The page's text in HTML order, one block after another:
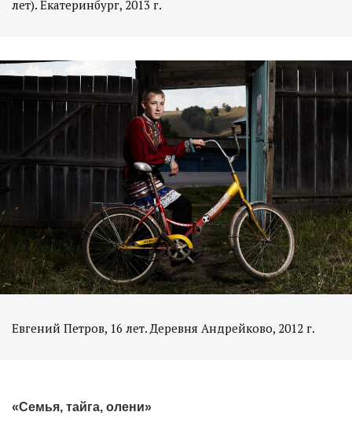
лет). Екатеринбург, 2013 г.
Евгений Петров, 16 лет. Деревня Андрейково, 2012 г.
«Семья, тайга, олени»